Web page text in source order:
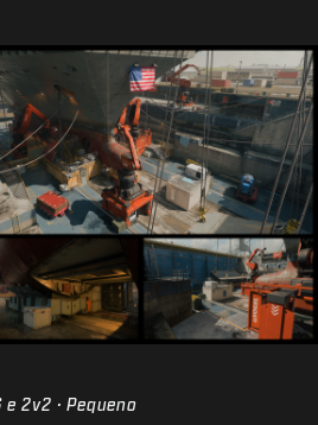
2v2 · Pequeno